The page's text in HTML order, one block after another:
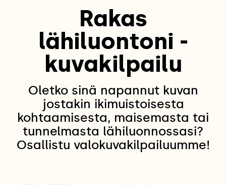
Rakas
lähiluontoni -
kuvakilpailu
Oletko sinä napannut kuvan
jostakin ikimuistoisesta
kohtaamisesta, maisemasta tai
tunnelmasta lähiluonnossasi?
Osallistu valokuvakilpailuumme!